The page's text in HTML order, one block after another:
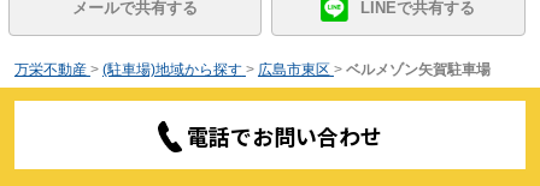
メールで共有する LINEで共有する
万栄不動産 > (駐車場)地域から探す > 広島市東区 > ベルメゾン矢賀駐車場
電話でお問い合わせ